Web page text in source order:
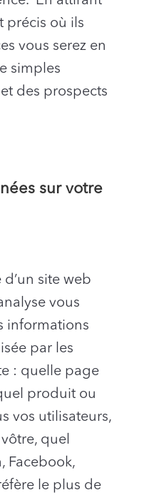
précis où ils
vous serez en
simples
des prospects
sur votre
d’un site web
vous
informations
par les
: quelle page
produit ou
vos utilisateurs,
quel
Facebook,
le plus de